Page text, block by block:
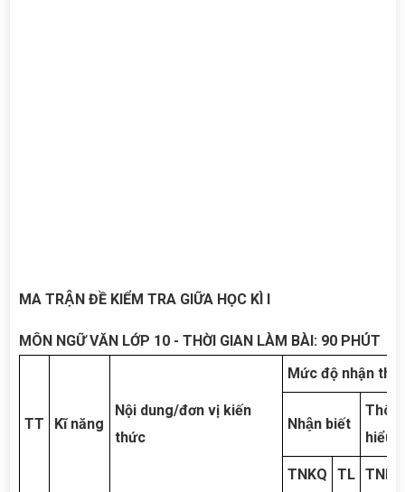
MA TRẬN ĐỀ KIỂM TRA GIỮA HỌC KÌ I
MÔN NGỮ VĂN LỚP 10 - THỜI GIAN LÀM BÀI: 90 PHÚT
TT Kĩ năng
Nội dung/đơn vị kiến
thức
Mức độ nhận
Nhận biết
hiểu
TNKQ TL TNKQ